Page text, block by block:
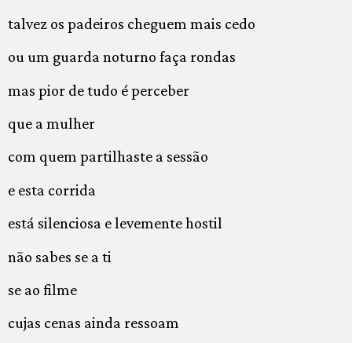
talvez os padeiros cheguem mais cedo
ou um guarda noturno faça rondas
mas pior de tudo é perceber
que a mulher
com quem partilhaste a sessão
e esta corrida
está silenciosa e levemente hostil
não sabes se a ti
se ao filme
cujas cenas ainda ressoam